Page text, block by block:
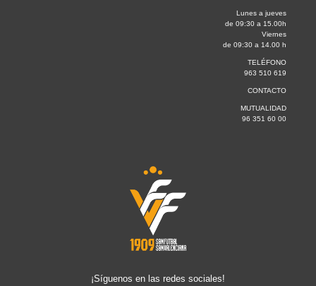
Lunes a jueves
de 09:30 a 15.00h
Viernes
de 09:30 a 14.00 h
TELÉFONO
963 510 619
CONTACTO
MUTUALIDAD
96 351 60 00
¡Síguenos en las redes sociales!